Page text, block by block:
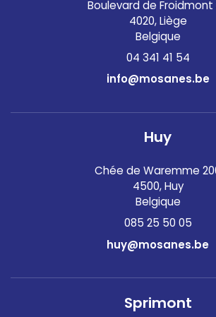
Boulevard de Froidmont
4020, Liège
Belgique
04 341 41 54
info@mosanes.be
Huy
Chée de Waremme
4500, Huy
Belgique
085 25 50 05
huy@mosanes.be
Sprimont